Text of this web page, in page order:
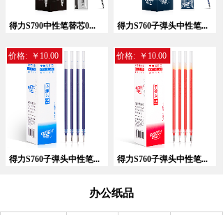
得力S790中性笔替芯0... 得力S760子弹头中性笔...
得力S760子弹头中性笔...
价格: ￥10.00
得力S760子弹头中性笔...
价格: ￥10.00
办公纸品